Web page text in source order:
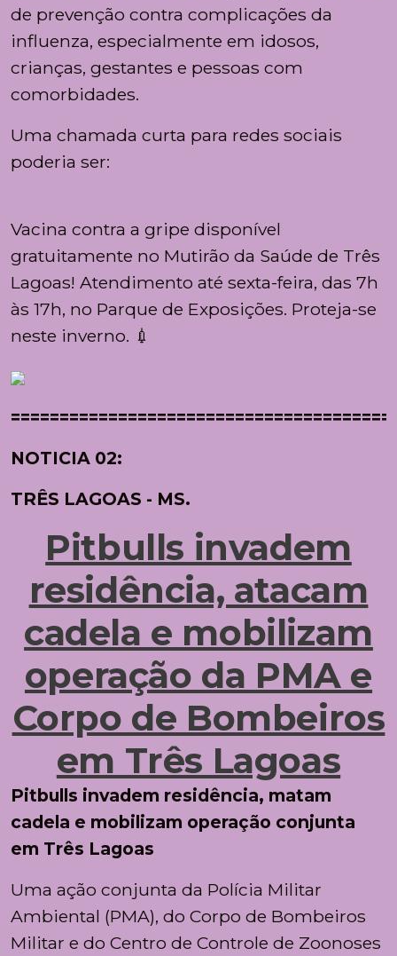
de prevenção contra complicações da
influenza, especialmente em idosos,
crianças, gestantes e pessoas com
comorbidades.
Uma chamada curta para redes sociais
poderia ser:
Vacina contra a gripe disponível
gratuitamente no Mutirão da Saúde de Três
Lagoas! Atendimento até sexta-feira, das 7h
às 17h, no Parque de Exposições. Proteja-se
neste inverno. 💉
NOTICIA 02:
TRÊS LAGOAS - MS.
Pitbulls invadem
residência, atacam
cadela e mobilizam
operação da PMA e
Corpo de Bombeiros
em Três Lagoas
Pitbulls invadem residência, matam
cadela e mobilizam operação conjunta
em Três Lagoas
Uma ação conjunta da Polícia Militar
Ambiental (PMA), do Corpo de Bombeiros
Militar e do Centro de Controle de Zoonoses